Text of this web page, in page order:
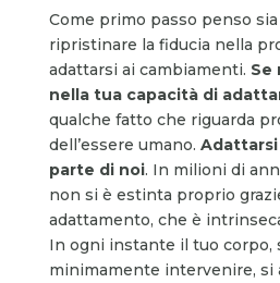
Come primo passo penso
ripristinare la fiducia nella
adattarsi ai cambiamenti. Se
nella tua capacità di
qualche fatto che riguarda
dell’essere umano.
parte di noi. In milioni di
non si è estinta proprio
adattamento, che è
In ogni instante il tuo corpo,
minimamente intervenire, si